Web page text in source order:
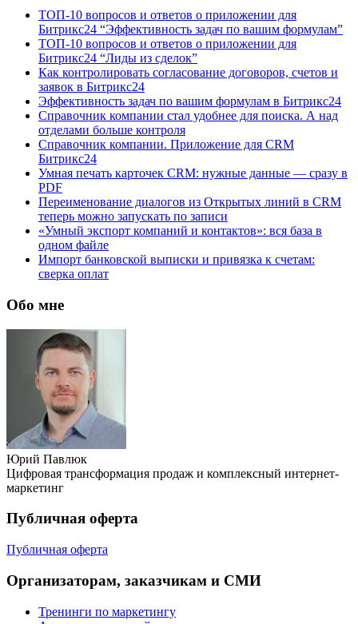
ТОП-10 вопросов и ответов о приложении для
Битрикс24 “Эффективность задач по вашим формулам”
ТОП-10 вопросов и ответов о приложении для
Битрикс24 “Лиды из сделок”
Как контролировать согласование договоров, счетов и
заявок в Битрикс24
Эффективность задач по вашим формулам в Битрикс24
Справочник компании стал удобнее для поиска. А над
отделами больше контроля
Справочник компании. Приложение для CRM
Битрикс24
Умная печать карточек CRM: нужные данные — сразу в
PDF
Переименование диалогов из Открытых линий в CRM
теперь можно запускать по записи
«Умный экспорт компаний и контактов»: вся база в
одном файле
Импорт банковской выписки и привязка к счетам:
сверка оплат
Обо мне
Юрий Павлюк
Цифровая трансформация продаж и комплексный интернет-
маркетинг
Публичная оферта
Публичная оферта
Организаторам, заказчикам и СМИ
Тренинги по маркетингу